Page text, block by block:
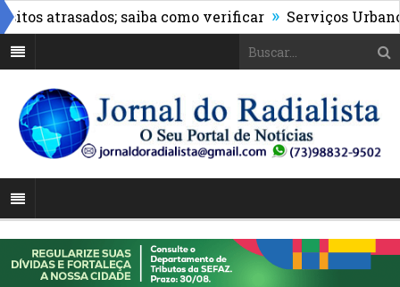
atrasados; saiba como verificar » Serviços Urbanos